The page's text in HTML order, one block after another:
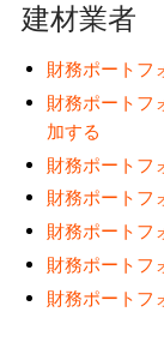
建材業者
財務ポートフ
財務ポートフ
加する
財務ポートフ
財務ポートフ
財務ポートフ
財務ポートフ
財務ポートフ